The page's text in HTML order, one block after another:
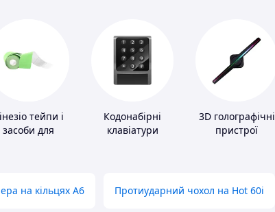
тейпи і
засоби для
Кодонабірні
клавіатури
3D голографічні
пристрої
на кільцях А6 Протиударний чохол на Hot 60i